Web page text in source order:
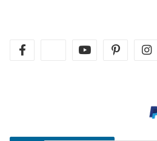
twitter youtube pinterest